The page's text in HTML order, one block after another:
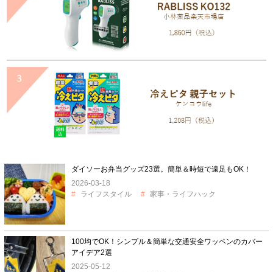
ダイソーお弁当グッズ23選。簡単＆時短で遠足もOK！
2026-03-18
ライフスタイル
家事・ライフハック
100均でOK！シンプル＆簡単な交通安全ワッペンのカバー
アイデア2選
2025-05-12